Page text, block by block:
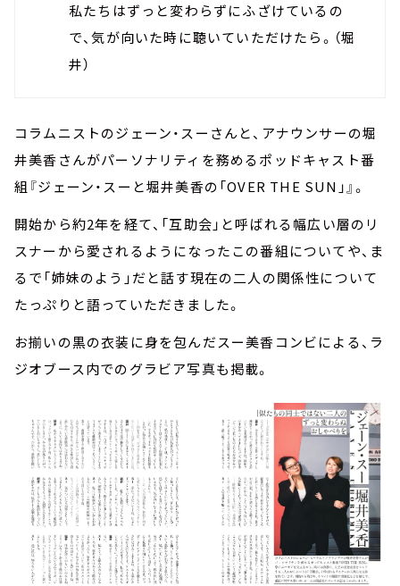
私たちはずっと変わらずにふざけているの
で、気が向いた時に聴いていただけたら。（堀
井）
コラムニストのジェーン・スーさんと、アナウンサーの堀
井美香さんがパーソナリティを務めるポッドキャスト番
組『ジェーン・スーと堀井美香の「OVER THE SUN」』。
開始から約2年を経て、「互助会」と呼ばれる幅広い層のリ
スナーから愛されるようになったこの番組についてや、ま
るで「姉妹のよう」だと話す現在の二人の関係性について
たっぷりと語っていただきました。
お揃いの黒の衣装に身を包んだスー美香コンビによる、ラ
ジオブース内でのグラビア写真も掲載。